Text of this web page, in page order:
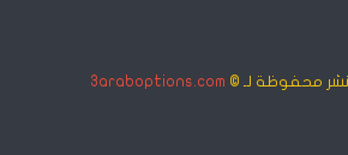
محفوظة لـ © 3araboptions.com